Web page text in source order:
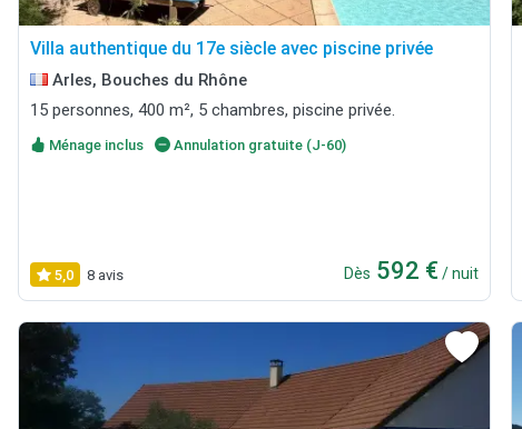
Villa authentique du 17e siècle avec piscine privée
Arles, Bouches du Rhône
15 personnes, 400 m², 5 chambres, piscine privée.
Ménage inclus Annulation gratuite (J-60)
5,0 8 avis Dès 592 € / nuit